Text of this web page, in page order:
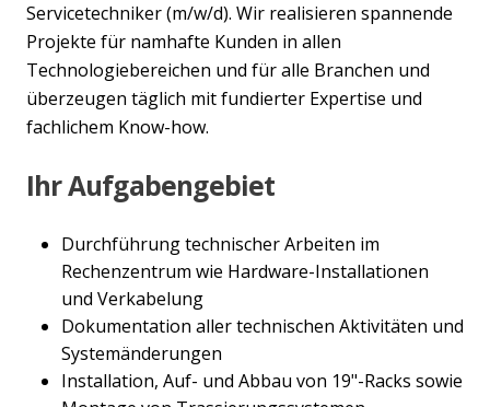
Servicetechniker (m/w/d). Wir realisieren spannende
Projekte für namhafte Kunden in allen
Technologiebereichen und für alle Branchen und
überzeugen täglich mit fundierter Expertise und
fachlichem Know-how.
Ihr Aufgabengebiet
Durchführung technischer Arbeiten im
Rechenzentrum wie Hardware-Installationen
und Verkabelung
Dokumentation aller technischen Aktivitäten und
Systemänderungen
Installation, Auf- und Abbau von 19"-Racks sowie